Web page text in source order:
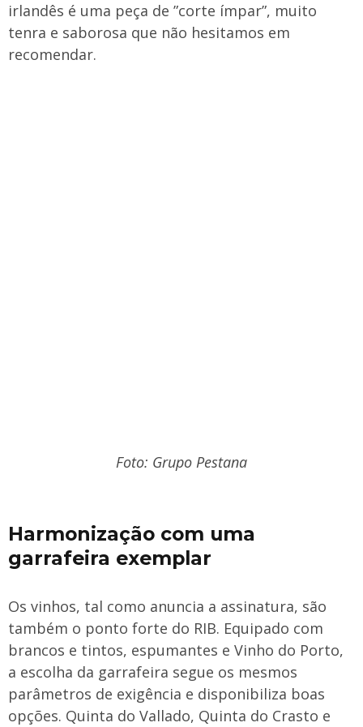
irlandês é uma peça de ”corte ímpar”, muito
tenra e saborosa que não hesitamos em
recomendar.
Foto: Grupo Pestana
Harmonização com uma
garrafeira exemplar
Os vinhos, tal como anuncia a assinatura, são
também o ponto forte do RIB. Equipado com
brancos e tintos, espumantes e Vinho do Porto,
a escolha da garrafeira segue os mesmos
parâmetros de exigência e disponibiliza boas
opções. Quinta do Vallado, Quinta do Crasto e